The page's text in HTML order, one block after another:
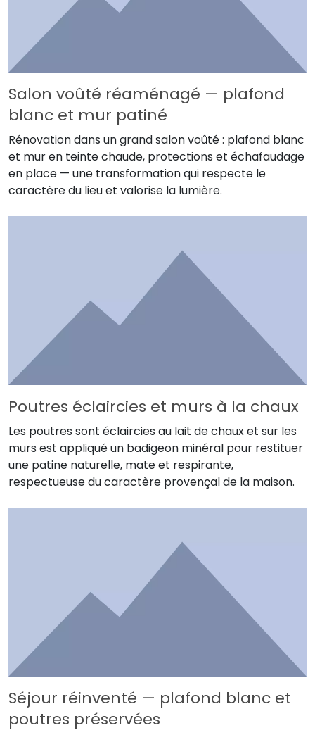
Salon voûté réaménagé — plafond
blanc et mur patiné
Rénovation dans un grand salon voûté : plafond blanc
et mur en teinte chaude, protections et échafaudage
en place — une transformation qui respecte le
caractère du lieu et valorise la lumière.
Poutres éclaircies et murs à la chaux
Les poutres sont éclaircies au lait de chaux et sur les
murs est appliqué un badigeon minéral pour restituer
une patine naturelle, mate et respirante,
respectueuse du caractère provençal de la maison.
Séjour réinventé — plafond blanc et
poutres préservées